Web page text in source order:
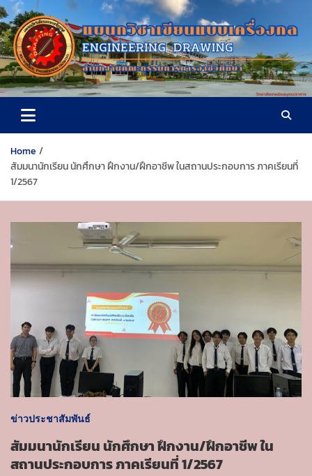
S
k
i
p
t
o
c
n
วิทยาลัยเทคนิคสมุทรปราการ
Home
สัมมนานักเรียน นักศึกษา ฝึกงาน/ฝึกอาชีพ ในสถานประกอบการ ภาคเรียนที่
1/2567
ข่าวประชาสัมพันธ์
สัมมนานักเรียน นักศึกษา ฝึกงาน/ฝึกอาชีพ ใน
สถานประกอบการ ภาคเรียนที่ 1/2567